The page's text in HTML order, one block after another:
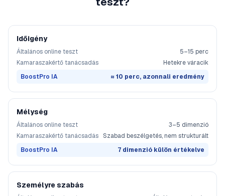
Időigény
Általános online teszt
5–15 perc
Kamaraszakértő tanácsadás
Hetekre váracik
BoostPro IA
≈ 10 perc, azonnali eredmény
Mélység
Általános online teszt
3–5 dimenzió
Kamaraszakértő tanácsadás Szabad beszélgetés, nem strukturált
BoostPro IA
7 dimenzió külön értékelve
Személyre szabás